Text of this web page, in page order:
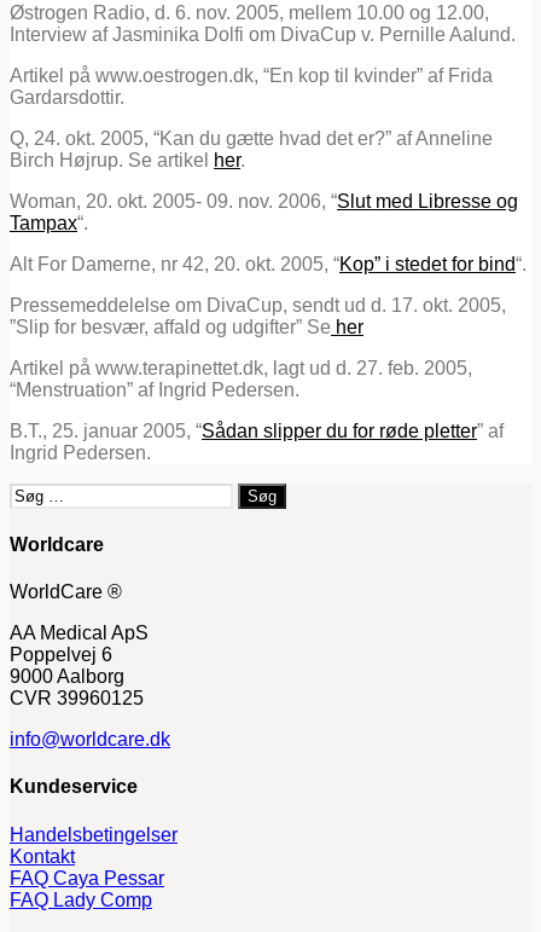
Østrogen Radio, d. 6. nov. 2005, mellem 10.00 og 12.00,
Interview af Jasminika Dolfi om DivaCup v. Pernille Aalund.
Artikel på www.oestrogen.dk, “En kop til kvinder” af Frida
Gardarsdottir.
Q, 24. okt. 2005, “Kan du gætte hvad det er?” af Anneline
Birch Højrup. Se artikel
her.
Woman, 20. okt. 2005- 09. nov. 2006, “Slut med Libresse og
Tampax“.
Alt For Damerne, nr 42, 20. okt. 2005, “Kop” i stedet for bind“.
Pressemeddelelse om DivaCup, sendt ud d. 17. okt. 2005,
”Slip for besvær, affald og udgifter” Se her
Artikel på www.terapinettet.dk, lagt ud d. 27. feb. 2005,
“Menstruation” af Ingrid Pedersen.
B.T., 25. januar 2005, “Sådan slipper du for røde pletter” af
Ingrid Pedersen.
Søg
efter:
Worldcare
WorldCare ®
AA Medical ApS
Poppelvej 6
9000 Aalborg
CVR 39960125
info@worldcare.dk
Kundeservice
Handelsbetingelser
Kontakt
FAQ Caya Pessar
FAQ Lady Comp